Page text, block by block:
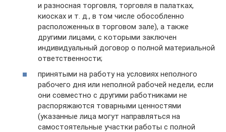
и разносная торговля, торговля в палатках,
киосках и т. д., в том числе обособленно
расположенных в торговом зале), а также
другими лицами, с которыми заключен
индивидуальный договор о полной материальной
ответственности;
принятыми на работу на условиях неполного
рабочего дня или неполной рабочей недели, если
они совместно с другими работниками не
распоряжаются товарными ценностями
(указанные лица могут направляться на
самостоятельные участки работы с полной